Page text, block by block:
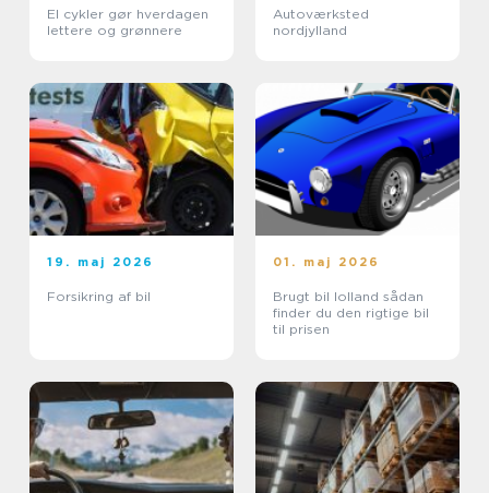
El cykler gør hverdagen
lettere og grønnere
Autoværksted
nordjylland
19. maj 2026
Forsikring af bil
01. maj 2026
Brugt bil lolland sådan
finder du den rigtige bil
til prisen